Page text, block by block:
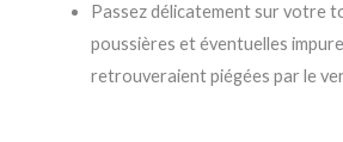
Passez délicatement sur votre
poussières et éventuelles
retrouveraient piégées par le